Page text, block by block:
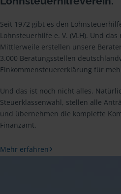
Seit 1972 gibt es den
Lohnsteuerhilfe e. V. (VLH). Und
Mittlerweile erstellen unsere
3.000 Beratungsstellen
Einkommensteuererklärung für
Und das ist noch nicht alles.
Steuerklassenwahl, stellen alle
und übernehmen die komplette
Finanzamt.
Mehr erfahren